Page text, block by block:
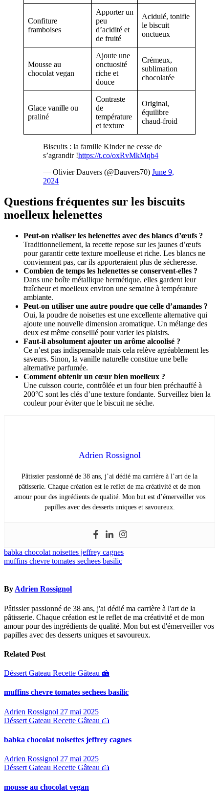
Confiture
framboises
Apporter un
peu
d’acidité et
de fruité
Acidulé, tonifie
le biscuit
onctueux
Mousse au
chocolat vegan
Ajoute une
onctuosité
riche et
douce
Crémeux,
sublimation
chocolatée
Glace vanille ou
praliné
Contraste
de
température
et texture
Original,
équilibre
chaud-froid
Biscuits : la famille Kinder ne cesse de
s’agrandir !https://t.co/oxRvMkMqb4
— Olivier Dauvers (@Dauvers70) June 9,
2024
Questions fréquentes sur les biscuits
moelleux helenettes
Peut-on réaliser les helenettes avec des blancs d’œufs ?
Traditionnellement, la recette repose sur les jaunes d’œufs
pour garantir cette texture moelleuse et riche. Les blancs ne
conviennent pas, car ils apporteraient plus de sécheresse.
Combien de temps les helenettes se conservent-elles ?
Dans une boîte métallique hermétique, elles gardent leur
fraîcheur et moelleux environ une semaine à température
ambiante.
Peut-on utiliser une autre poudre que celle d’amandes ?
Oui, la poudre de noisettes est une excellente alternative qui
ajoute une nouvelle dimension aromatique. Un mélange des
deux est même conseillé pour varier les plaisirs.
Faut-il absolument ajouter un arôme alcoolisé ?
Ce n’est pas indispensable mais cela relève agréablement les
saveurs. Sinon, la vanille naturelle constitue une belle
alternative parfumée.
Comment obtenir un cœur bien moelleux ?
Une cuisson courte, contrôlée et un four bien préchauffé à
200°C sont les clés d’une texture fondante. Surveillez bien la
couleur pour éviter que le biscuit ne sèche.
Adrien Rossignol
Pâtissier passionné de 38 ans, j’ai dédié ma carrière à l’art de la
pâtisserie. Chaque création est le reflet de ma créativité et de mon
amour pour des ingrédients de qualité. Mon but est d’émerveiller vos
papilles avec des desserts uniques et savoureux.
Navigation
de
babka chocolat noisettes jeffrey cagnes
muffins chevre tomates sechees basilic
By Adrien Rossignol
Pâtissier passionné de 38 ans, j'ai dédié ma carrière à l'art de la
pâtisserie. Chaque création est le reflet de ma créativité et de mon
amour pour des ingrédients de qualité. Mon but est d'émerveiller vos
papilles avec des desserts uniques et savoureux.
Related Post
Déssert Gateau Recette Gâteau 🍰
muffins chevre tomates sechees basilic
Adrien Rossignol 27 mai 2025
Déssert Gateau Recette Gâteau 🍰
babka chocolat noisettes jeffrey cagnes
Adrien Rossignol 27 mai 2025
Déssert Gateau Recette Gâteau 🍰
mousse au chocolat vegan